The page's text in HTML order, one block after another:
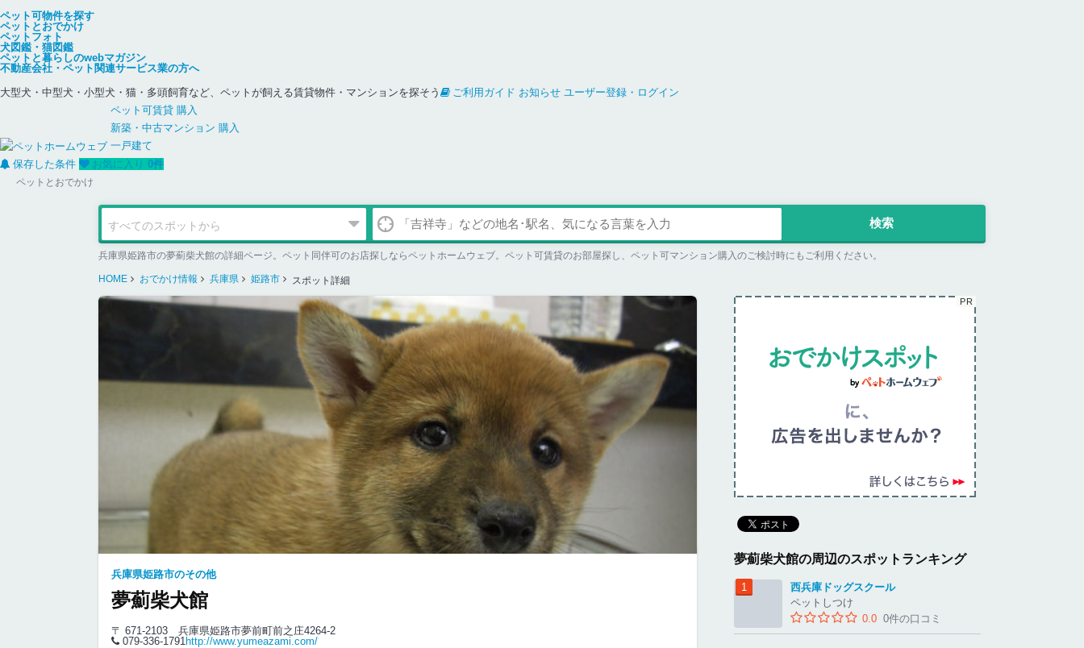
ペット可物件を探す
ペットとおでかけ
ペットフォト
犬図鑑・猫図鑑
ペットと暮らしのwebマガジン
不動産会社・ペット関連サービス業の方へ
大型犬・中型犬・小型犬・猫・多頭飼育など、ペットが飼える賃貸物件・マンションを探そう
ご利用ガイド お知らせ ユーザー登録・ログイン
ペット可賃貸 購入
新築・中古マンション 購入
一戸建て
保存した条件
お気に入り 0件
ペットとおでかけ
兵庫県姫路市の夢薊柴犬館の詳細ページ。ペット同伴可のお店探しならペットホームウェブ。ペット可賃貸のお部屋探し、ペット可マンション購入のご検討時にもご利用ください。
HOME おでかけ情報 兵庫県 姫路市 スポット詳細
兵庫県姫路市のその他
夢薊柴犬館
〒 671-2103
兵庫県姫路市夢前町前之庄4264-2
079-336-1791http://www.yumeazami.com/
夢薊柴犬館の周辺のスポットランキング
西兵庫ドッグスクール
ペットしつけ
0.0 0件の口コミ